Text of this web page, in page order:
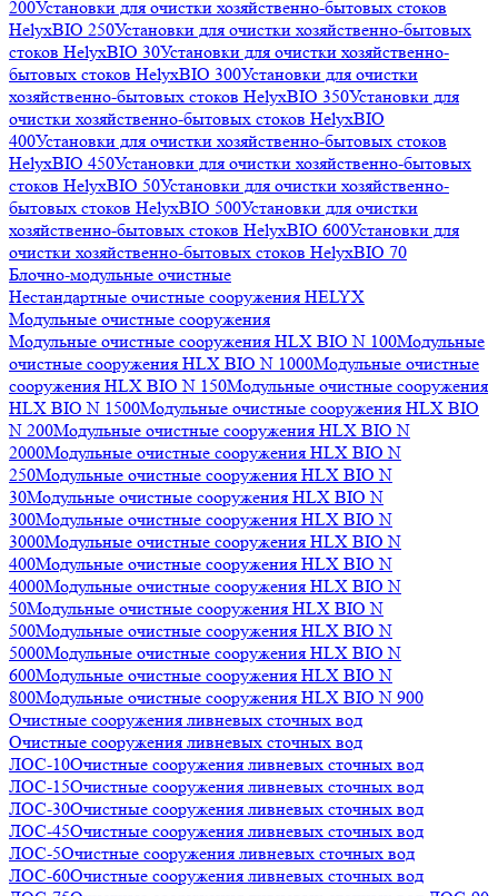
200Установки для очистки хозяйственно-бытовых стоков
HelyxBIO 250Установки для очистки хозяйственно-бытовых
стоков HelyxBIO 30Установки для очистки хозяйственно-
бытовых стоков HelyxBIO 300Установки для очистки
хозяйственно-бытовых стоков HelyxBIO 350Установки для
очистки хозяйственно-бытовых стоков HelyxBIO
400Установки для очистки хозяйственно-бытовых стоков
HelyxBIO 450Установки для очистки хозяйственно-бытовых
стоков HelyxBIO 50Установки для очистки хозяйственно-
бытовых стоков HelyxBIO 500Установки для очистки
хозяйственно-бытовых стоков HelyxBIO 600Установки для
очистки хозяйственно-бытовых стоков HelyxBIO 70
Блочно-модульные очистные
Нестандартные очистные сооружения HELYX
Модульные очистные сооружения
Модульные очистные сооружения HLX BIO N 100Модульные
очистные сооружения HLX BIO N 1000Модульные очистные
сооружения HLX BIO N 150Модульные очистные сооружения
HLX BIO N 1500Модульные очистные сооружения HLX BIO
N 200Модульные очистные сооружения HLX BIO N
2000Модульные очистные сооружения HLX BIO N
250Модульные очистные сооружения HLX BIO N
30Модульные очистные сооружения HLX BIO N
300Модульные очистные сооружения HLX BIO N
3000Модульные очистные сооружения HLX BIO N
400Модульные очистные сооружения HLX BIO N
4000Модульные очистные сооружения HLX BIO N
50Модульные очистные сооружения HLX BIO N
500Модульные очистные сооружения HLX BIO N
5000Модульные очистные сооружения HLX BIO N
600Модульные очистные сооружения HLX BIO N
800Модульные очистные сооружения HLX BIO N 900
Очистные сооружения ливневых сточных вод
Очистные сооружения ливневых сточных вод
ЛОС-10Очистные сооружения ливневых сточных вод
ЛОС-15Очистные сооружения ливневых сточных вод
ЛОС-30Очистные сооружения ливневых сточных вод
ЛОС-45Очистные сооружения ливневых сточных вод
ЛОС-5Очистные сооружения ливневых сточных вод
ЛОС-60Очистные сооружения ливневых сточных вод